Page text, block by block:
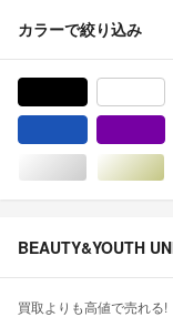
カラーで絞り込み
シルバー/銀
BEAUTY&YOUTH
買取よりも高値で売れる!